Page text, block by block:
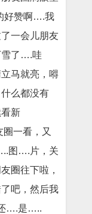
好赞啊….我
一会儿朋友
雪了….哇
马就亮，嘚
么都没有
新
一看，又
图….片，关
圈往下啦，
吧，然后我
….是…..